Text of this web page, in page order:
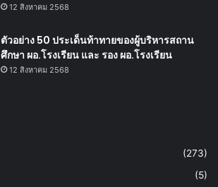
12 สิงหาคม 2568
ตัวอย่าง 50 ประเด็นท้าทายของผู้บริหารสถาน
ศึกษา ผอ.โรงเรียน และ รอง ผอ.โรงเรียน
12 สิงหาคม 2568
(273)
(5)